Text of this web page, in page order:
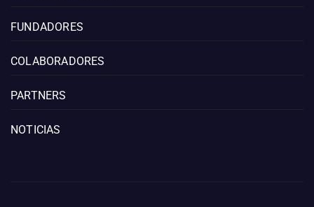
FUNDADORES
COLABORADORES
PARTNERS
NOTICIAS